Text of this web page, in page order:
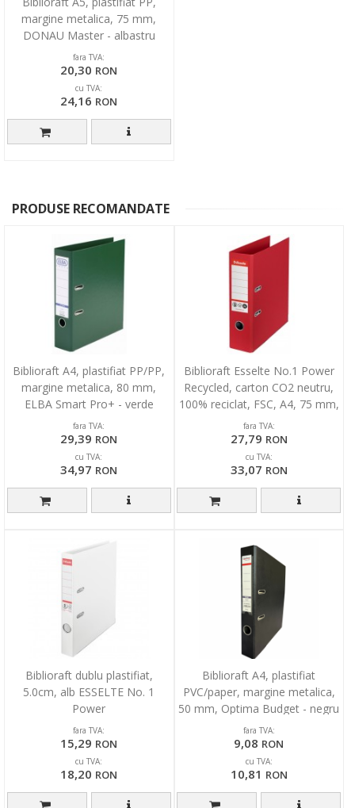
margine metalica, 75 mm,
DONAU Master - albastru
inchis
fara TVA:
20,30 RON
cu TVA:
24,16 RON
PRODUSE RECOMANDATE
Biblioraft A4, plastifiat PP/PP,
margine metalica, 80 mm,
ELBA Smart Pro+ - verde
fara TVA:
29,39 RON
cu TVA:
34,97 RON
Biblioraft Esselte No.1 Power
Recycled, carton CO2 neutru,
100% reciclat, FSC, A4, 75 mm,
rosu
fara TVA:
27,79 RON
cu TVA:
33,07 RON
Biblioraft dublu plastifiat,
5.0cm, alb ESSELTE No. 1
Power
fara TVA:
15,29 RON
cu TVA:
18,20 RON
Biblioraft A4, plastifiat
PVC/paper, margine metalica,
50 mm, Optima Budget - negru
fara TVA:
9,08 RON
cu TVA:
10,81 RON